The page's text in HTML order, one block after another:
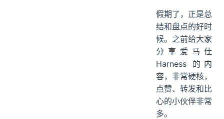
03、第三梯队：需要但非必须
04、第四梯队：特定场景下的工具
05、怎么选：场景匹配最重要
ending
假期了，正是总
结和盘点的好时
候。之前给大家
分享爱马仕
Harness 的内
容，非常硬核，
点赞、转发和比
心的小伙伴非常
多。